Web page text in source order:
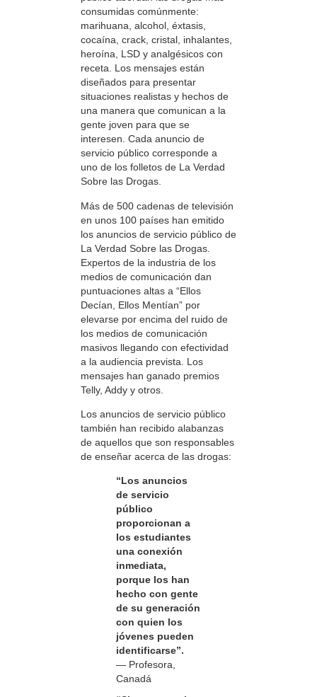
consumidas comúnmente:
marihuana, alcohol, éxtasis,
cocaína, crack, cristal, inhalantes,
heroína, LSD y analgésicos con
receta. Los mensajes están
diseñados para presentar
situaciones realistas y hechos de
una manera que comunican a la
gente joven para que se
interesen. Cada anuncio de
servicio público corresponde a
uno de los folletos de La Verdad
Sobre las Drogas.
Más de 500 cadenas de televisión
en unos 100 países han emitido
los anuncios de servicio público de
La Verdad Sobre las Drogas.
Expertos de la industria de los
medios de comunicación dan
puntuaciones altas a “Ellos
Decían, Ellos Mentían” por
elevarse por encima del ruido de
los medios de comunicación
masivos llegando con efectividad
a la audiencia prevista. Los
mensajes han ganado premios
Telly, Addy y otros.
Los anuncios de servicio público
también han recibido alabanzas
de aquellos que son responsables
de enseñar acerca de las drogas:
“Los anuncios
de servicio
público
proporcionan a
los estudiantes
una conexión
inmediata,
porque los han
hecho con gente
de su generación
con quien los
jóvenes pueden
identificarse”.
— Profesora,
Canadá